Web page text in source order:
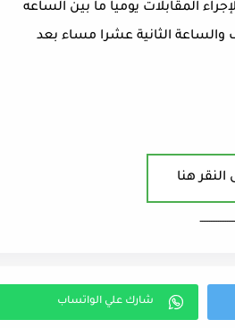
المقابلات يوميا ما بين الساعه
والساعة الثانية عشرا مساء بعد
هنا